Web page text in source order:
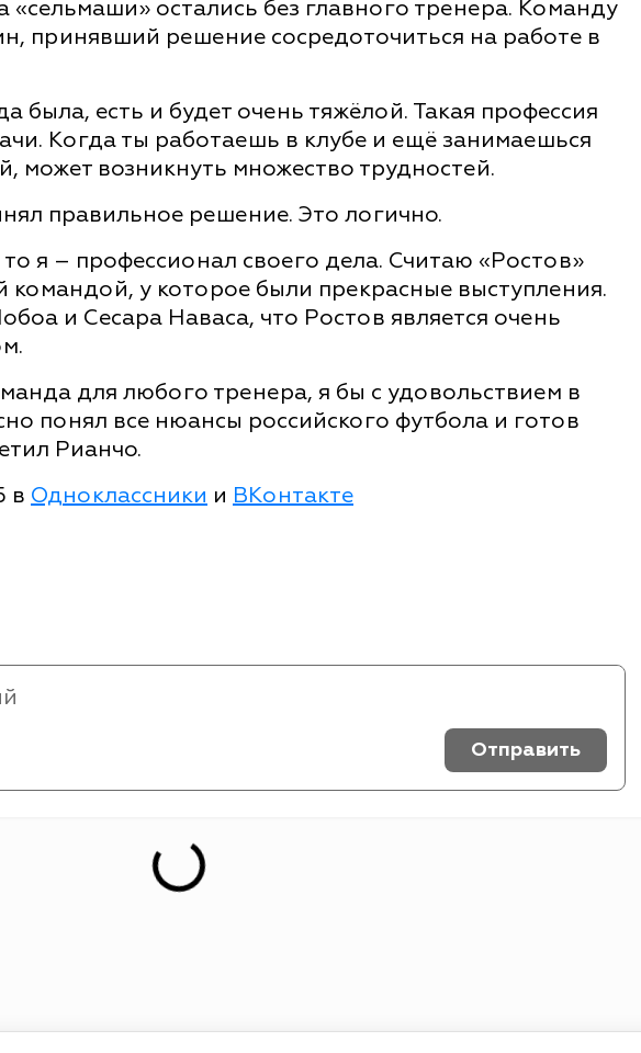
«сельмаши» остались без главного тренера. Команду
принявший решение сосредоточиться на работе в
была, есть и будет очень тяжёлой. Такая профессия
Когда ты работаешь в клубе и ещё занимаешься
может возникнуть множество трудностей.
правильное решение. Это логично.
я – профессионал своего дела. Считаю «Ростов»
у которое были прекрасные выступления.
и Сесара Наваса, что Ростов является очень
для любого тренера, я бы с удовольствием в
понял все нюансы российского футбола и готов
Рианчо.
в Одноклассники и ВКонтакте
Отправить